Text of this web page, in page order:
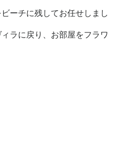
ーチに残してお任せしまし
ラに戻り、お部屋をフラワ